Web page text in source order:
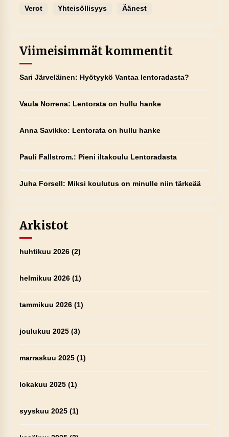
Verot
Yhteisöllisyys Äänest
Viimeisimmät kommentit
Sari Järveläinen: Hyötyykö Vantaa lentoradasta?
Vaula Norrena: Lentorata on hullu hanke
Anna Savikko: Lentorata on hullu hanke
Pauli Fallstrom.: Pieni iltakoulu Lentoradasta
Juha Forsell: Miksi koulutus on minulle niin tärkeää
Arkistot
huhtikuu 2026(2)
helmikuu 2026(1)
tammikuu 2026(1)
joulukuu 2025(3)
marraskuu 2025(1)
lokakuu 2025(1)
syyskuu 2025(1)